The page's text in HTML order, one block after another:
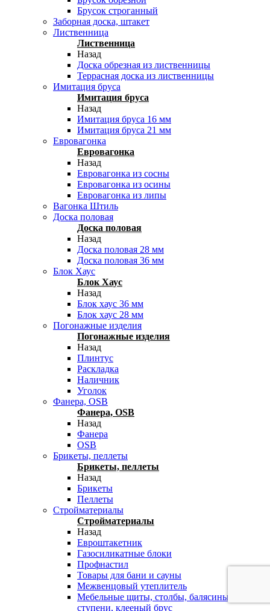
Брусок строганный
Заборная доска, штакет
Лиственница
Лиственница
Назад
Доска обрезная из лиственницы
Террасная доска из лиственницы
Имитация бруса
Имитация бруса
Назад
Имитация бруса 16 мм
Имитация бруса 21 мм
Евровагонка
Евровагонка
Назад
Евровагонка из сосны
Евровагонка из осины
Евровагонка из липы
Вагонка Штиль
Доска половая
Доска половая
Назад
Доска половая 28 мм
Доска половая 36 мм
Блок Хаус
Блок Хаус
Назад
Блок хаус 36 мм
Блок хаус 28 мм
Погонажные изделия
Погонажные изделия
Назад
Плинтус
Раскладка
Наличник
Уголок
Фанера, OSB
Фанера, OSB
Назад
Фанера
OSB
Брикеты, пеллеты
Брикеты, пеллеты
Назад
Брикеты
Пеллеты
Стройматериалы
Стройматериалы
Назад
Евроштакетник
Газосиликатные блоки
Профнастил
Товары для бани и сауны
Межвенцовый утеплитель
Мебельные щиты, столбы, балясины,
ступени, клееный брус